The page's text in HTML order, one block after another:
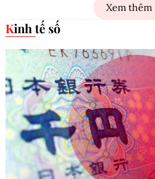
Xem thêm
Kinh tế số